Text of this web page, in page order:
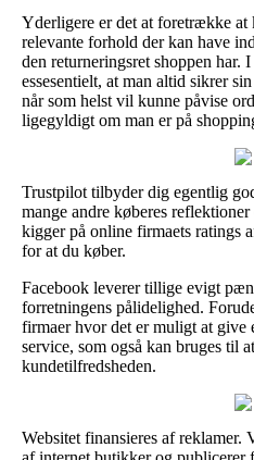
Yderligere er det at foretrække at
relevante forhold der kan have
den returneringsret shoppen har.
essesentielt, at man altid sikrer
når som helst vil kunne påvise
ligegyldigt om man er på
Trustpilot tilbyder dig egentlig
mange andre køberes
kigger på online firmaets ratings
for at du køber.
Facebook leverer tillige evigt
forretningens pålidelighed.
firmaer hvor det er muligt at give
service, som også kan bruges til
kundetilfredsheden.
Websitet finansieres af reklamer.